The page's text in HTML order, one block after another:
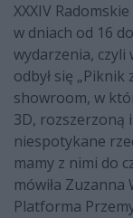
XXXIV
w dniach od 16
wydarzenia, czyli
odbył się
showroom, w
3D, rozszerzoną
niespotykane
mamy z nimi do
mówiła Zuzanna
Platforma